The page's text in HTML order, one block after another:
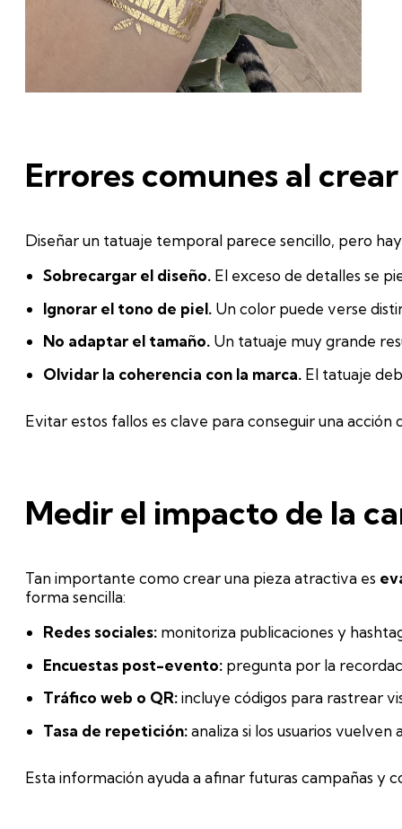
Errores comunes al
Diseñar un tatuaje temporal parece sencillo, pero
Sobrecargar el diseño. El exceso de detalles se
Ignorar el tono de piel. Un color puede verse
No adaptar el tamaño. Un tatuaje muy grande
Olvidar la coherencia con la marca. El tatuaje
Evitar estos fallos es clave para conseguir una
Medir el impacto de la
Tan importante como crear una pieza atractiva es
forma sencilla:
Redes sociales: monitoriza publicaciones y
Encuestas post-evento: pregunta por la
Tráfico web o QR:incluye códigos para rastrear
Tasa de repetición:analiza si los usuarios
Esta información ayuda a afinar futuras campañas y